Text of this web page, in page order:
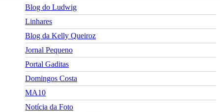
Blog do Ludwig
Linhares
Blog da Kelly Queiroz
Jornal Pequeno
Portal Gaditas
Domingos Costa
MA10
Notícia da Foto